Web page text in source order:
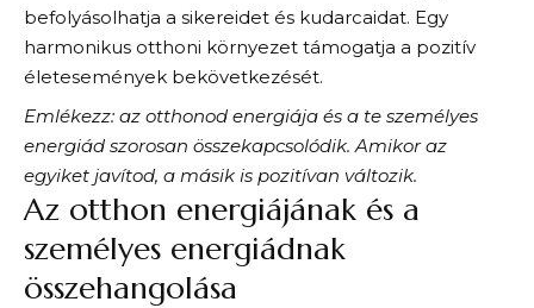
befolyásolhatja a sikereidet és kudarcaidat. Egy
harmonikus otthoni környezet támogatja a pozitív
életesemények bekövetkezését.
Emlékezz: az otthonod energiája és a te személyes
energiád szorosan összekapcsolódik. Amikor az
egyiket javítod, a másik is pozitívan változik.
Az otthon energiájának és a
személyes energiádnak
összehangolása